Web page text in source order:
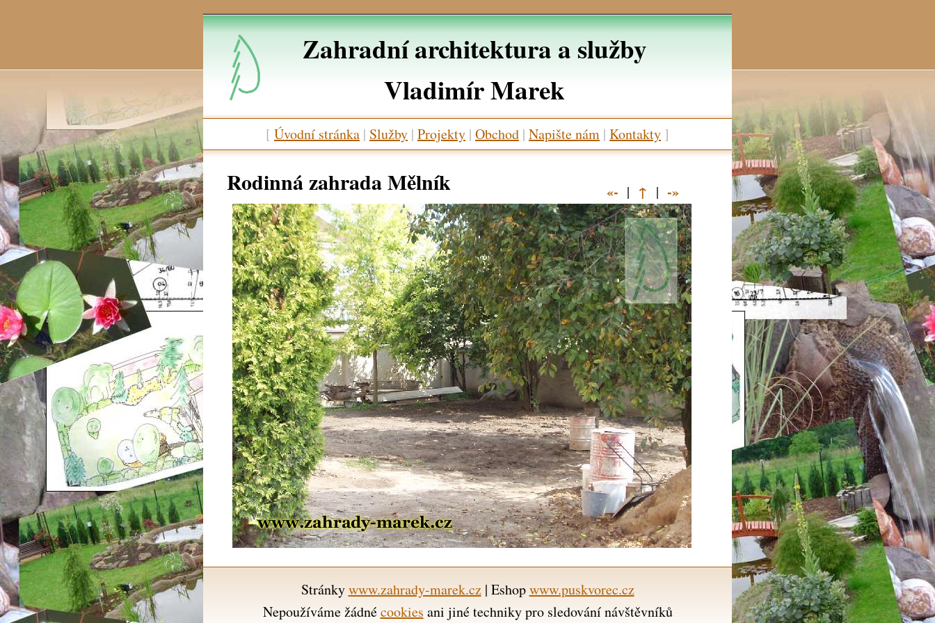
Zahradní architektura a služby
Vladimír Marek
[ Úvodní stránka | Služby | Projekty | Obchod | Napište nám | Kontakty ]
Rodinná zahrada Mělník «- | ↑ | -»
Stránkywww.zahrady-marek.cz| Eshopwww.puskvorec.cz
Nepoužíváme žádnécookies ani jiné techniky pro sledování návštěvníků